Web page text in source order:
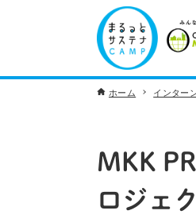
ホーム インター
MKK
ロジェ